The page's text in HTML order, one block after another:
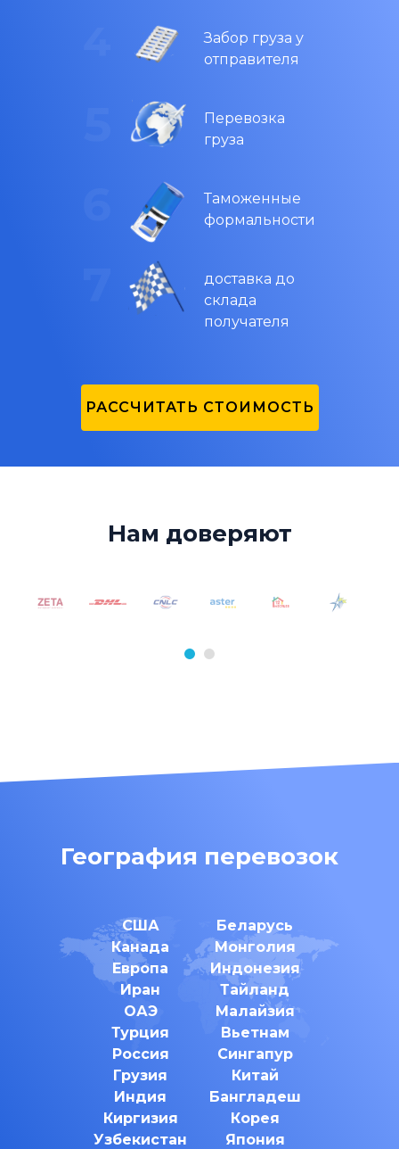
Забор груза у
отправителя
Перевозка
груза
Таможенные
формальности
доставка до
склада
получателя
РАССЧИТАТЬ СТОИМОСТЬ
Нам доверяют
География перевозок
США
Канада
Европа
Иран
ОАЭ
Турция
Россия
Грузия
Индия
Киргизия
Узбекистан
Беларусь
Монголия
Индонезия
Тайланд
Малайзия
Вьетнам
Сингапур
Китай
Бангладеш
Корея
Япония